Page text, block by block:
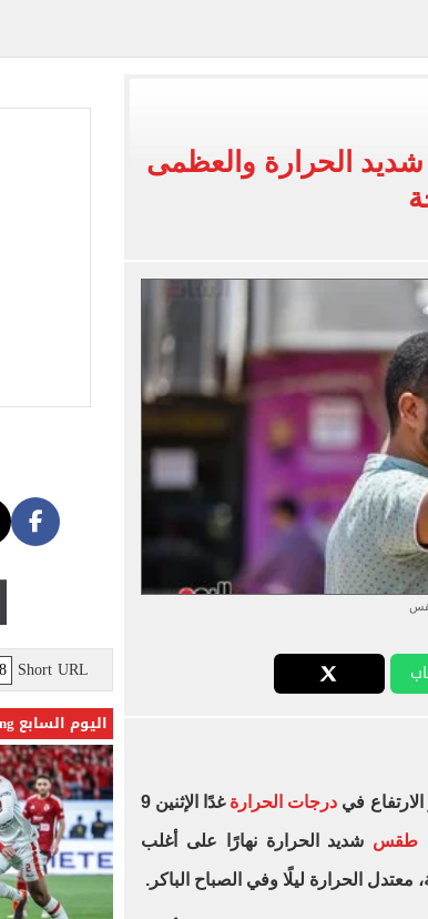
حول علاج سيدة بريطانية في شرم الشيخ
بعقد حتى 2030
معها في أجواء مليئة بالفرحة.. فيديو وصور
المزيفة بكفالة مالية
طقس الإثنين 9 يونيو 2025 شديد الحرارة والعظمى
الارتفاع في درجات الحرارة غدًا الإثنين 9
طقس شديد الحرارة نهارًا على أغلب
معتدل الحرارة ليلًا وفي الصباح الباكر.
Short URL
اليوم السابع Trending